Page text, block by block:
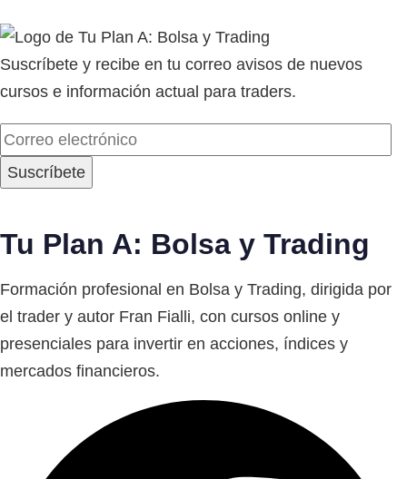
Suscríbete y recibe en tu correo avisos de nuevos
cursos e información actual para traders.
Tu Plan A: Bolsa y Trading
Formación profesional en Bolsa y Trading, dirigida por
el trader y autor Fran Fialli, con cursos online y
presenciales para invertir en acciones, índices y
mercados financieros.